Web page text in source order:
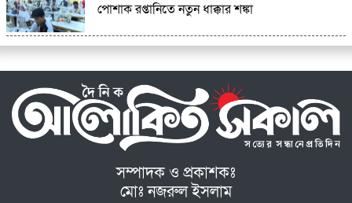
পোশাক রপ্তানিতে নতুন ধাক্কার শঙ্কা
সম্পাদক ও প্রকাশকঃ
মোঃ নজরুল ইসলাম